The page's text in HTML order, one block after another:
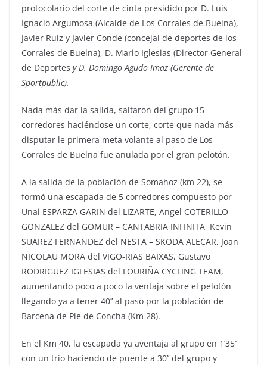
protocolario del corte de cinta presidido por D. Luis
Ignacio Argumosa (Alcalde de Los Corrales de Buelna),
Javier Ruiz y Javier Conde (concejal de deportes de los
Corrales de Buelna), D. Mario Iglesias (Director General
de Deportes y D. Domingo Agudo Imaz (Gerente de
Sportpublic).
Nada más dar la salida, saltaron del grupo 15
corredores haciéndose un corte, corte que nada más
disputar le primera meta volante al paso de Los
Corrales de Buelna fue anulada por el gran pelotón.
A la salida de la población de Somahoz (km 22), se
formó una escapada de 5 corredores compuesto por
Unai ESPARZA GARIN del LIZARTE, Angel COTERILLO
GONZALEZ del GOMUR – CANTABRIA INFINITA, Kevin
SUAREZ FERNANDEZ del NESTA – SKODA ALECAR, Joan
NICOLAU MORA del VIGO-RIAS BAIXAS, Gustavo
RODRIGUEZ IGLESIAS del LOURIÑA CYCLING TEAM,
aumentando poco a poco la ventaja sobre el pelotón
llegando ya a tener 40’’ al paso por la población de
Barcena de Pie de Concha (Km 28).
En el Km 40, la escapada ya aventaja al grupo en 1’35’’
con un trio haciendo de puente a 30’’ del grupo y